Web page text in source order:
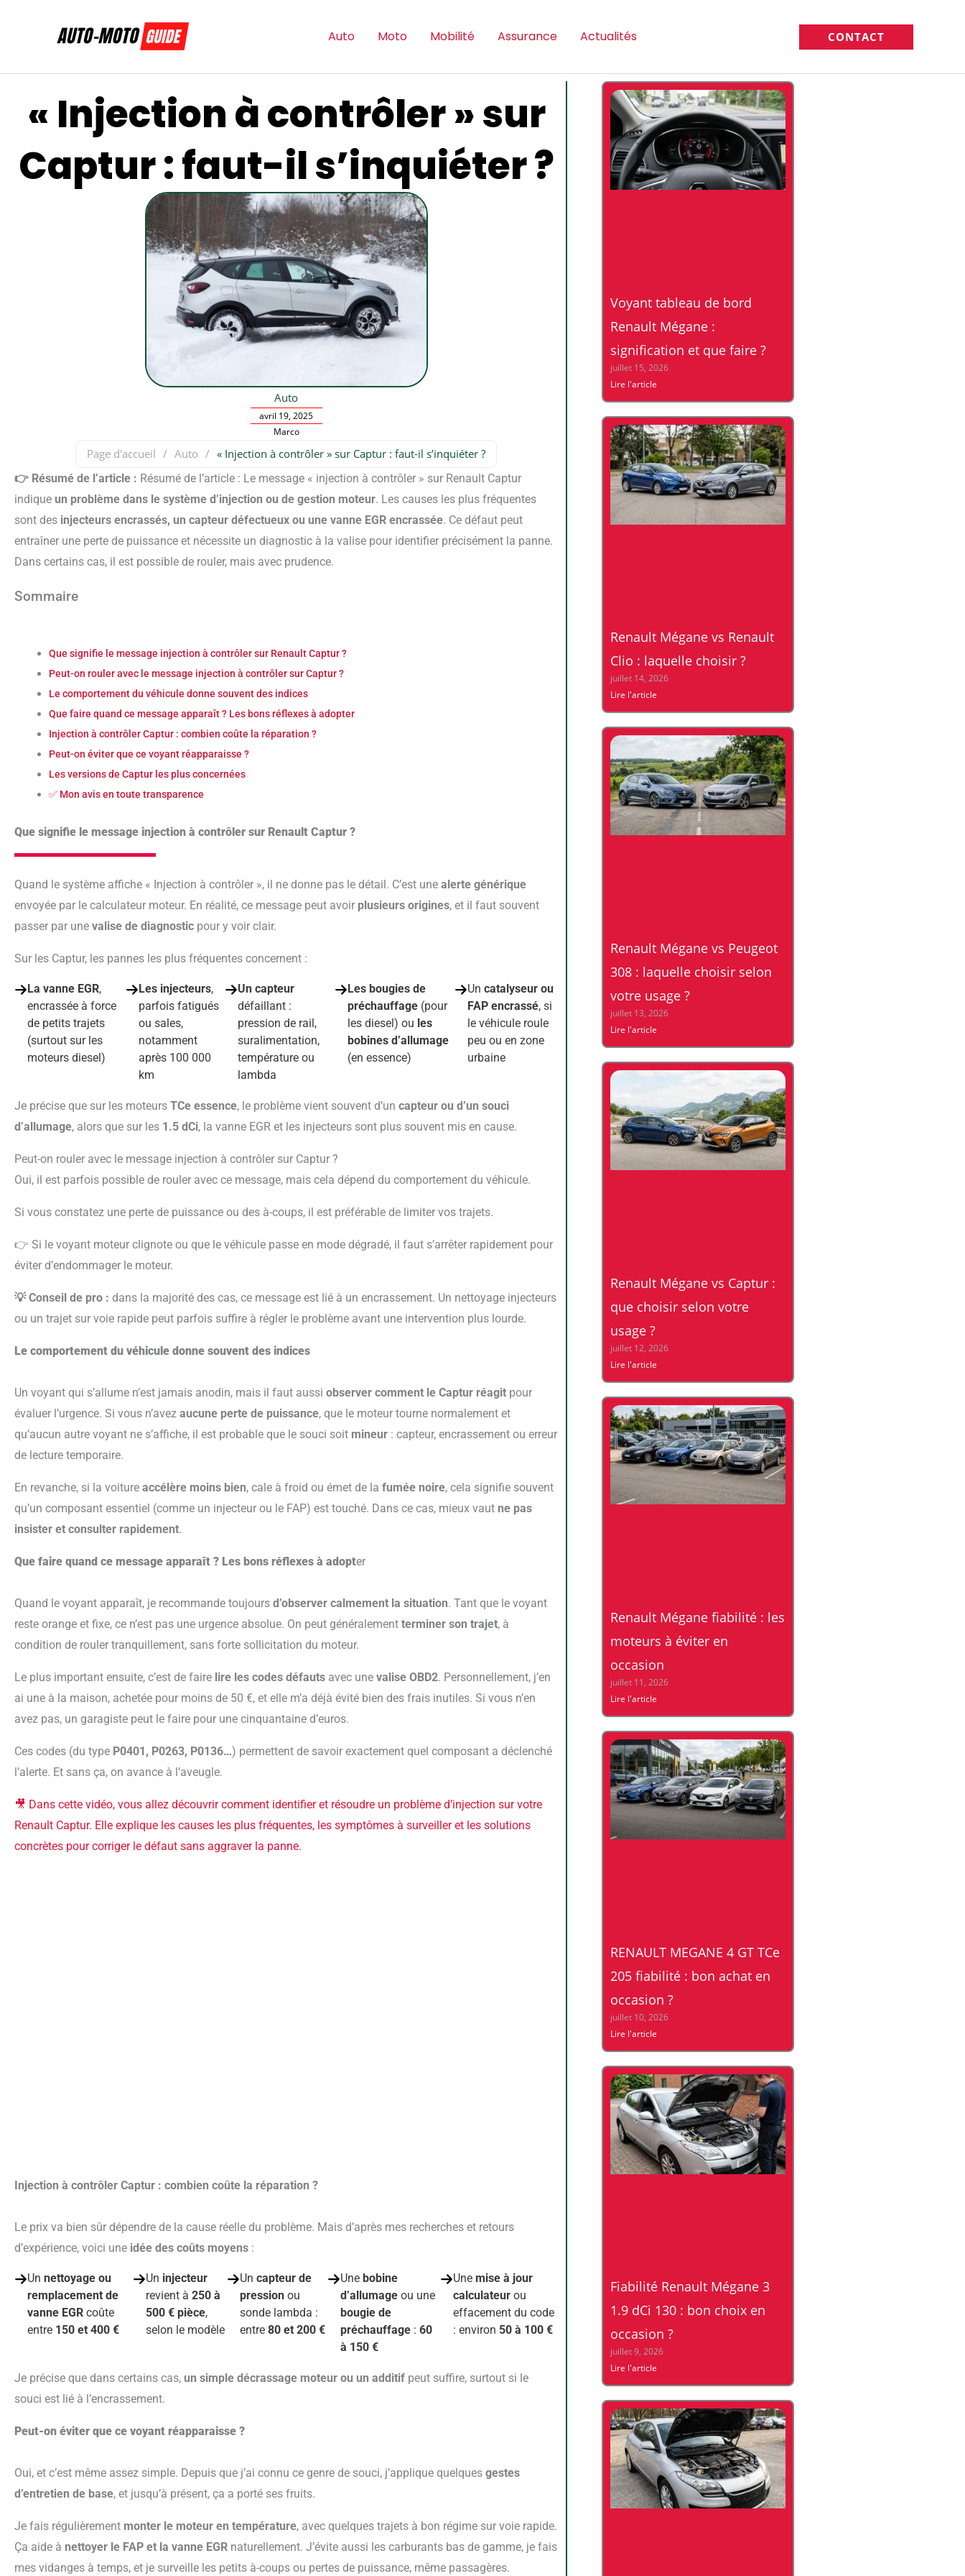
Auto Moto Mobilité Assurance Actualités CONTACT
Voyant tableau de bord
Renault Mégane :
signification et que faire ?
juillet 15, 2026
Lire l'article
Renault Mégane vs Renault
Clio : laquelle choisir ?
juillet 14, 2026
Lire l'article
Renault Mégane vs Peugeot
308 : laquelle choisir selon
votre usage ?
juillet 13, 2026
Lire l'article
Renault Mégane vs Captur :
que choisir selon votre
usage ?
juillet 12, 2026
Lire l'article
Renault Mégane fiabilité : les
moteurs à éviter en
occasion
juillet 11, 2026
Lire l'article
RENAULT MEGANE 4 GT TCe
205 fiabilité : bon achat en
occasion ?
juillet 10, 2026
Lire l'article
Fiabilité Renault Mégane 3
1.9 dCi 130 : bon choix en
occasion ?
juillet 9, 2026
Lire l'article
« Injection à contrôler » sur
Captur : faut-il s’inquiéter ?
Auto
avril 19, 2025
Marco
Page d'accueil / Auto / « Injection à contrôler » sur Captur : faut-il s’inquiéter ?
👉 Résumé de l’article : Résumé de l’article : Le message « injection à contrôler » sur Renault Captur
indique un problème dans le système d’injection ou de gestion moteur. Les causes les plus fréquentes
sont des injecteurs encrassés, un capteur défectueux ou une vanne EGR encrassée. Ce défaut peut
entraîner une perte de puissance et nécessite un diagnostic à la valise pour identifier précisément la panne.
Dans certains cas, il est possible de rouler, mais avec prudence.
Sommaire
Que signifie le message injection à contrôler sur Renault Captur ?
Peut-on rouler avec le message injection à contrôler sur Captur ?
Le comportement du véhicule donne souvent des indices
Que faire quand ce message apparaît ? Les bons réflexes à adopter
Injection à contrôler Captur : combien coûte la réparation ?
Peut-on éviter que ce voyant réapparaisse ?
Les versions de Captur les plus concernées
✅ Mon avis en toute transparence
Que signifie le message injection à contrôler sur Renault Captur ?
Quand le système affiche « Injection à contrôler », il ne donne pas le détail. C’est une alerte générique
envoyée par le calculateur moteur. En réalité, ce message peut avoir plusieurs origines, et il faut souvent
passer par une valise de diagnostic pour y voir clair.
Sur les Captur, les pannes les plus fréquentes concernent :
La vanne EGR,
encrassée à force
de petits trajets
(surtout sur les
moteurs diesel)
Les injecteurs,
parfois fatigués
ou sales,
notamment
après 100 000
km
Un capteur
défaillant :
pression de rail,
suralimentation,
température ou
lambda
Les bougies de
préchauffage (pour
les diesel) ou les
bobines d’allumage
(en essence)
Uncatalyseur ou
FAP encrassé, si
le véhicule roule
peu ou en zone
urbaine
Je précise que sur les moteurs TCe essence, le problème vient souvent d’un capteur ou d’un souci
d’allumage, alors que sur les 1.5 dCi, la vanne EGR et les injecteurs sont plus souvent mis en cause.
Peut-on rouler avec le message injection à contrôler sur Captur ?
Oui, il est parfois possible de rouler avec ce message, mais cela dépend du comportement du véhicule.
Si vous constatez une perte de puissance ou des à-coups, il est préférable de limiter vos trajets.
👉 Si le voyant moteur clignote ou que le véhicule passe en mode dégradé, il faut s’arrêter rapidement pour
éviter d’endommager le moteur.
💡 Conseil de pro : dans la majorité des cas, ce message est lié à un encrassement. Un nettoyage injecteurs
ou un trajet sur voie rapide peut parfois suffire à régler le problème avant une intervention plus lourde.
Le comportement du véhicule donne souvent des indices
Un voyant qui s’allume n’est jamais anodin, mais il faut aussi observer comment le Captur réagit pour
évaluer l’urgence. Si vous n’avez aucune perte de puissance, que le moteur tourne normalement et
qu’aucun autre voyant ne s’affiche, il est probable que le souci soit mineur : capteur, encrassement ou erreur
de lecture temporaire.
En revanche, si la voiture accélère moins bien, cale à froid ou émet de la fumée noire, cela signifie souvent
qu’un composant essentiel (comme un injecteur ou le FAP) est touché. Dans ce cas, mieux vaut ne pas
insister et consulter rapidement.
Que faire quand ce message apparaît ? Les bons réflexes à adopter
Quand le voyant apparaît, je recommande toujours d’observer calmement la situation. Tant que le voyant
reste orange et fixe, ce n’est pas une urgence absolue. On peut généralement terminer son trajet, à
condition de rouler tranquillement, sans forte sollicitation du moteur.
Le plus important ensuite, c’est de faire lire les codes défauts avec une valise OBD2. Personnellement, j’en
ai une à la maison, achetée pour moins de 50 €, et elle m’a déjà évité bien des frais inutiles. Si vous n’en
avez pas, un garagiste peut le faire pour une cinquantaine d’euros.
Ces codes (du type P0401, P0263, P0136…) permettent de savoir exactement quel composant a déclenché
l’alerte. Et sans ça, on avance à l’aveugle.
🎥 Dans cette vidéo, vous allez découvrir comment identifier et résoudre un problème d’injection sur votre
Renault Captur. Elle explique les causes les plus fréquentes, les symptômes à surveiller et les solutions
concrètes pour corriger le défaut sans aggraver la panne.
Injection à contrôler Captur : combien coûte la réparation ?
Le prix va bien sûr dépendre de la cause réelle du problème. Mais d’après mes recherches et retours
d’expérience, voici une idée des coûts moyens :
Un nettoyage ou
remplacement de
vanne EGR coûte
entre 150 et 400 €
Un injecteur
revient à 250 à
500 € pièce,
selon le modèle
Uncapteur de
pression ou
sonde lambda :
entre80 et 200 €
Une bobine
d’allumageou une
bougie de
préchauffage: 60
à 150 €
Une mise à jour
calculateurou
effacement du code
: environ 50 à 100 €
Je précise que dans certains cas, un simple décrassage moteur ou un additif peut suffire, surtout si le
souci est lié à l’encrassement.
Peut-on éviter que ce voyant réapparaisse ?
Oui, et c’est même assez simple. Depuis que j’ai connu ce genre de souci, j’applique quelques gestes
d’entretien de base, et jusqu’à présent, ça a porté ses fruits.
Je fais régulièrement monter le moteur en température, avec quelques trajets à bon régime sur voie rapide.
Ça aide à nettoyer le FAP et la vanne EGR naturellement. J’évite aussi les carburants bas de gamme, je fais
mes vidanges à temps, et je surveille les petits à-coups ou pertes de puissance, même passagères.